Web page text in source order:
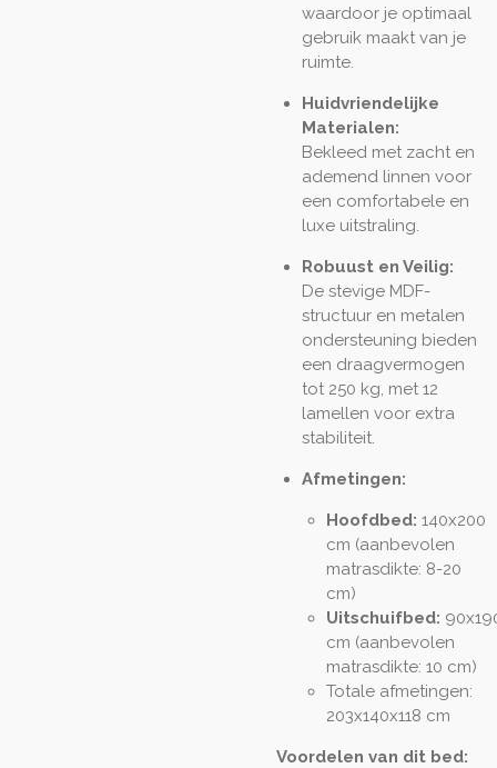
waardoor je optimaal
gebruik maakt van je
ruimte.
Huidvriendelijke
Materialen:
Bekleed met zacht en
ademend linnen voor
een comfortabele en
luxe uitstraling.
Robuust en Veilig:
De stevige MDF-
structuur en metalen
ondersteuning bieden
een draagvermogen
tot 250 kg, met 12
lamellen voor extra
stabiliteit.
Afmetingen:
Hoofdbed: 140x200
cm (aanbevolen
matrasdikte: 8-20
cm)
Uitschuifbed:
cm (aanbevolen
matrasdikte: 10 cm)
Totale afmetingen:
203x140x118 cm
Voordelen van dit bed: